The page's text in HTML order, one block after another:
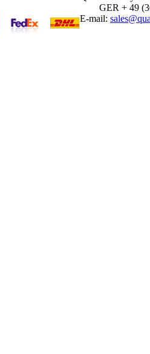
GER + 49
E-mail: